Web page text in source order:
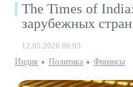
The Times of
зарубежных стран
12.05.2026 06:03
Индия Политика Финансы